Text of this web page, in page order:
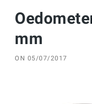
mm
ON 05/07/2017